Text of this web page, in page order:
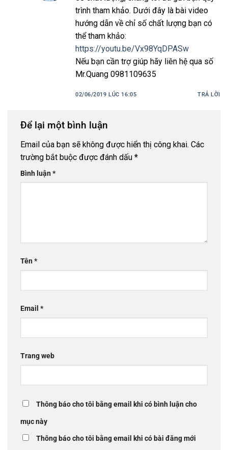
trình tham khảo. Dưới đây là bài video
hướng dẫn về chỉ số chất lượng bạn có
thể tham khảo:
https://youtu.be/Vx98YqDPASw
Nếu bạn cần trợ giúp hãy liên hệ qua số
Mr.Quang 0981109635
02/06/2019 LÚC 16:05 TRẢ LỜI
Để lại một bình luận
Email của bạn sẽ không được hiển thị công khai. Các
trường bắt buộc được đánh dấu *
Bình luận*
Tên*
Email *
Trang web
Thông báo cho tôi bằng email khi có bình luận cho
mục này
Thông báo cho tôi bằng email khi có bài đăng mới